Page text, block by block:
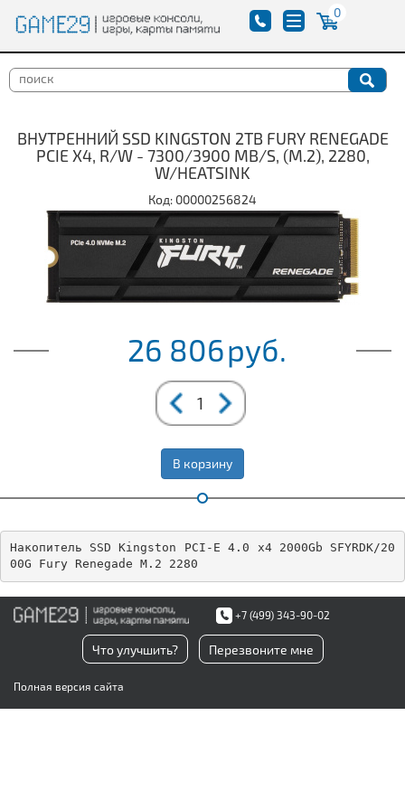
0
ВНУТРЕННИЙ SSD KINGSTON 2TB FURY RENEGADE
PCIE X4, R/W - 7300/3900 MB/S, (M.2), 2280,
W/HEATSINK
Код: 00000256824
26 806руб.
В корзину
Накопитель SSD Kingston PCI-E 4.0 x4 2000Gb SFYRDK/20
00G Fury Renegade M.2 2280
+7 (499) 343-90-02
Что улучшить? Перезвоните мне
Полная версия сайта